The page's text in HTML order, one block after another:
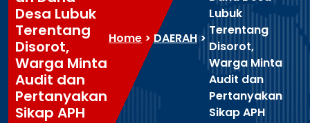
Desa Lubuk
Terentang
Disorot,
Warga Minta
Audit dan
Pertanyakan
Sikap APH
Home >DAERAH>
Lubuk
Terentang
Disorot,
Warga Minta
Audit dan
Pertanyakan
Sikap APH